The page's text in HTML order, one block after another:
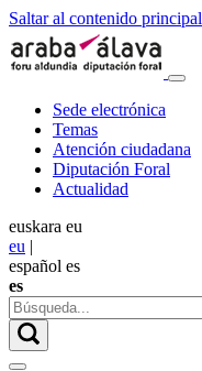
Saltar al contenido principal
Sede electrónica
Temas
Atención ciudadana
Diputación Foral
Actualidad
euskara eu
eu |
español es
es